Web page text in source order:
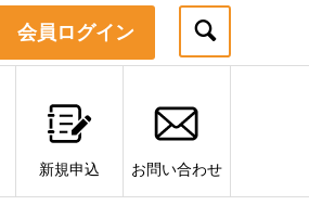
会員ログイン
新規申込 お問い合わせ